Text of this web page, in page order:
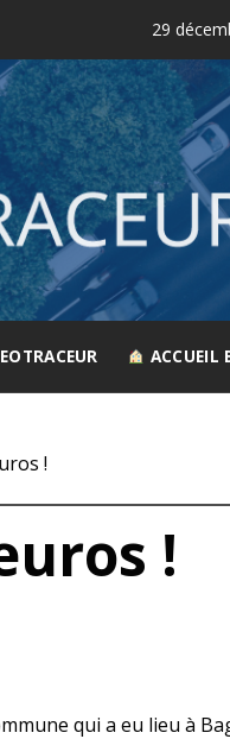
29 décembre
la géolocalisation
ACCUEIL
!
!
qui a eu lieu à